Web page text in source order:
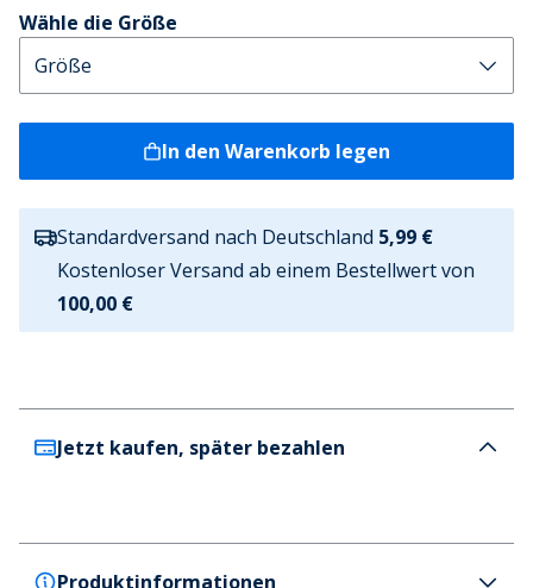
Wähle die Größe
In den Warenkorb legen
Standardversand nach Deutschland 5,99 €
Kostenloser Versand ab einem Bestellwert von
100,00 €
Jetzt kaufen, später bezahlen
Produktinformationen